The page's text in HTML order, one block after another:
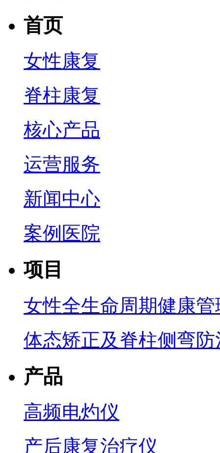
首页
女性康复
脊柱康复
核心产品
运营服务
新闻中心
案例医院
项目
女性全生命周期健康管
体态矫正及脊柱侧弯防
产品
高频电灼仪
产后康复治疗仪